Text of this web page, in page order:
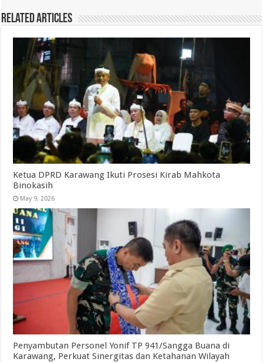
Related Articles
Ketua DPRD Karawang Ikuti Prosesi Kirab Mahkota
Binokasih
May 9, 2026
Penyambutan Personel Yonif TP 941/Sangga Buana di
Karawang, Perkuat Sinergitas dan Ketahanan Wilayah